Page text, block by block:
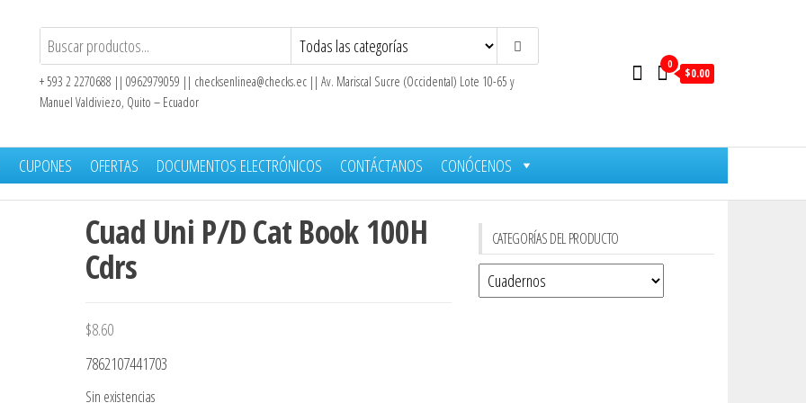
+ 593 2 2270688 || 0962979059 || checksenlinea@checks.ec || Av. Mariscal Sucre (Occidental) Lote 10-65 y
Manuel Valdiviezo, Quito – Ecuador
0
$0.00
CUPONES OFERTAS DOCUMENTOS ELECTRÓNICOS CONTÁCTANOS CONÓCENOS
Cuad Uni P/D Cat Book 100H
Cdrs
$8.60
7862107441703
Sin existencias
CATEGORÍAS DEL PRODUCTO